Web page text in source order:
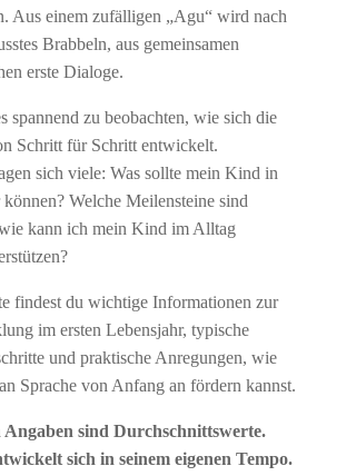
Aus einem zufälligen „Agu“ wird nach
Brabbeln, aus gemeinsamen
erste Dialoge.
spannend zu beobachten, wie sich die
Schritt für Schritt entwickelt.
sich viele: Was sollte mein Kind in
Welche Meilensteine sind
kann ich mein Kind im Alltag
findest du wichtige Informationen zur
im ersten Lebensjahr, typische
und praktische Anregungen, wie
Sprache von Anfang an fördern kannst.
Angaben sind Durchschnittswerte.
sich in seinem eigenen Tempo.